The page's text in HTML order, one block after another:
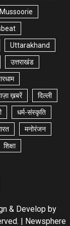
Uttarakhand
उत्तराखंड
ख़बरें दिल्ली
धर्म-संस्कृति
मनोरंजन
शिक्षा
& Develop by
| Newsphere